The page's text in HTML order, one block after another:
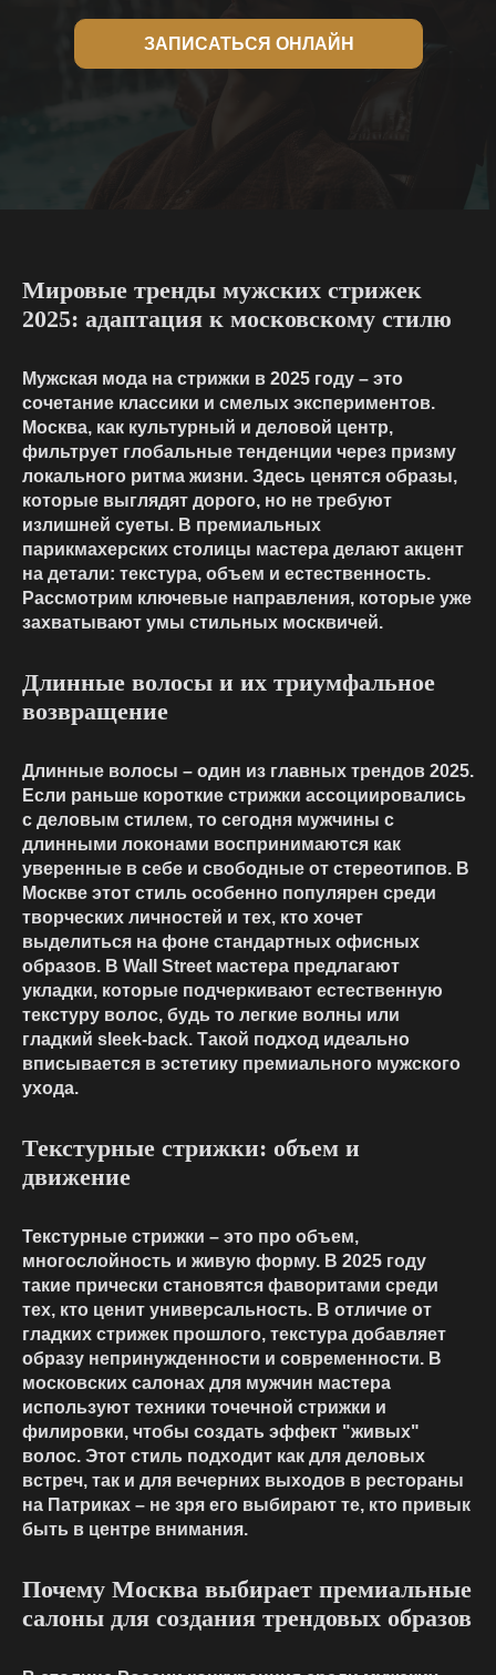
ЗАПИСАТЬСЯ ОНЛАЙН
Мировые тренды мужских стрижек
2025: адаптация к московскому стилю
Мужская мода на стрижки в 2025 году – это
сочетание классики и смелых экспериментов.
Москва, как культурный и деловой центр,
фильтрует глобальные тенденции через призму
локального ритма жизни. Здесь ценятся образы,
которые выглядят дорого, но не требуют
излишней суеты. В премиальных
парикмахерских столицы мастера делают акцент
на детали: текстура, объем и естественность.
Рассмотрим ключевые направления, которые уже
захватывают умы стильных москвичей.
Длинные волосы и их триумфальное
возвращение
Длинные волосы – один из главных трендов 2025.
Если раньше короткие стрижки ассоциировались
с деловым стилем, то сегодня мужчины с
длинными локонами воспринимаются как
уверенные в себе и свободные от стереотипов. В
Москве этот стиль особенно популярен среди
творческих личностей и тех, кто хочет
выделиться на фоне стандартных офисных
образов. В Wall Street мастера предлагают
укладки, которые подчеркивают естественную
текстуру волос, будь то легкие волны или
гладкий sleek-back. Такой подход идеально
вписывается в эстетику премиального мужского
ухода.
Текстурные стрижки: объем и
движение
Текстурные стрижки – это про объем,
многослойность и живую форму. В 2025 году
такие прически становятся фаворитами среди
тех, кто ценит универсальность. В отличие от
гладких стрижек прошлого, текстура добавляет
образу непринужденности и современности. В
московских салонах для мужчин мастера
используют техники точечной стрижки и
филировки, чтобы создать эффект "живых"
волос. Этот стиль подходит как для деловых
встреч, так и для вечерних выходов в рестораны
на Патриках – не зря его выбирают те, кто привык
быть в центре внимания.
Почему Москва выбирает премиальные
салоны для создания трендовых образов